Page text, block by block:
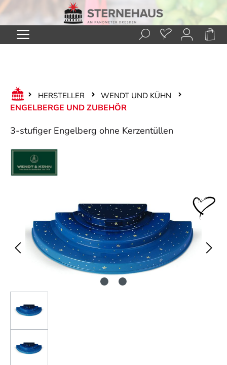
Zum Hauptinhalt springen
HERSTELLER WENDT UND KÜHN
ENGELBERGE UND ZUBEHÖR
3-stufiger Engelberg ohne Kerzentüllen